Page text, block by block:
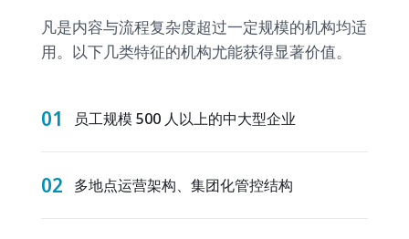
凡是内容与流程复杂度超过一定规模的机构均适
用。以下几类特征的机构尤能获得显著价值。
01 员工规模 500 人以上的中大型企业
02 多地点运营架构、集团化管控结构